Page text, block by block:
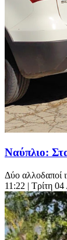
Ναύπλιο:
Δύο αλλοδαποί
11:22 | Τρίτη